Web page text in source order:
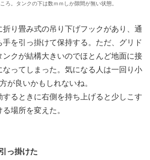
ろ。タンクの下は数ｍｍしか隙間が無い状態。
折り畳み式の吊り下げフックがあり、通
を引っ掛けて保持する。ただ、グリド
ンクが結構大きいのでほとんど地面に接
なってしまった。気になる人は一回り小
が良いかもしれないね。
するときに右側を持ち上げると少しこす
場所を変えた。
っ掛けた